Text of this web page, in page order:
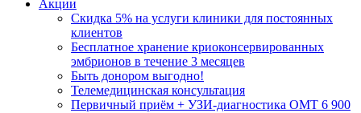
Акции
Скидка 5% на услуги клиники для постоянных
клиентов
Бесплатное хранение криоконсервированных
эмбрионов в течение 3 месяцев
Быть донором выгодно!
Телемедицинская консультация
Первичный приём + УЗИ-диагностика ОМТ 6 900